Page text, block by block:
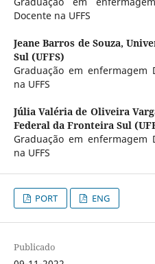
Docente na UFFS
Jeane Barros de Souza,
Sul (UFFS)
Graduação em enfermagem
na UFFS
Júlia Valéria de Oliveira
Federal da Fronteira Sul
Graduação em enfermagem
na UFFS
PORT ENG
Publicado